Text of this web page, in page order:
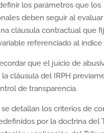
los parámetros que los
deben seguir al
cláusula contractual que
referenciado al índice
que el juicio de
la cláusula del IRPH
de transparencia.
detallan los criterios de
por la doctrina del